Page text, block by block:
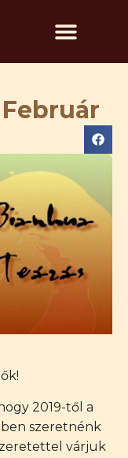
2019-től a
szeretnénk
várjuk